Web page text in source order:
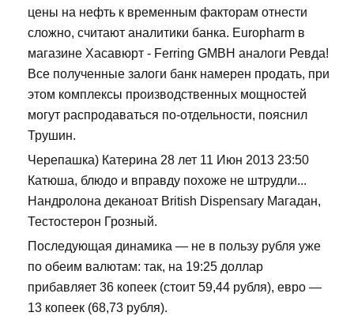
цены на нефть к временным факторам отнести
сложно, считают аналитики банка. Europharm в
магазине Хасавюрт - Ferring GMBH аналоги Ревда!
Все полученные залоги банк намерен продать, при
этом комплексы производственных мощностей
могут распродаваться по-отдельности, пояснил
Трушин.
Черепашка) Катерина 28 лет 11 Июн 2013 23:50
Катюша, блюдо и вправду похоже не штрудли...
Нандролона деканоат British Dispensary Магадан,
Тестостерон Грозный.
Последующая динамика — не в пользу рубля уже
по обеим валютам: так, на 19:25 доллар
прибавляет 36 копеек (стоит 59,44 рубля), евро —
13 копеек (68,73 рубля).